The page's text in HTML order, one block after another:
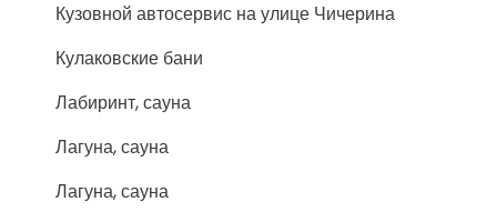
Кузовной автосервис на улице Чичерина
Кулаковские бани
Лабиринт, сауна
Лагуна, сауна
Лагуна, сауна